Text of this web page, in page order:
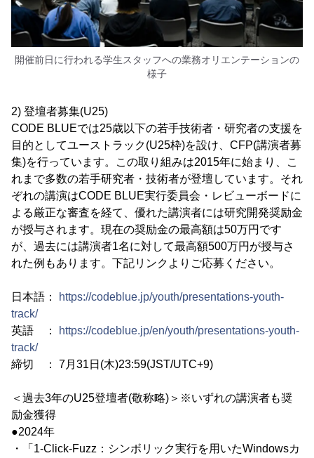
開催前日に行われる学生スタッフへの業務オリエンテーションの
様子
2) 登壇者募集(U25)
CODE BLUEでは25歳以下の若手技術者・研究者の支援を
目的としてユーストラック(U25枠)を設け、CFP(講演者募
集)を行っています。この取り組みは2015年に始まり、こ
れまで多数の若手研究者・技術者が登壇しています。それ
ぞれの講演はCODE BLUE実行委員会・レビューボードに
よる厳正な審査を経て、優れた講演者には研究開発奨励金
が授与されます。現在の奨励金の最高額は50万円です
が、過去には講演者1名に対して最高額500万円が授与さ
れた例もあります。下記リンクよりご応募ください。
日本語：
https://codeblue.jp/youth/presentations-youth-
track/
英語 ：
https://codeblue.jp/en/youth/presentations-youth-
track/
締切 ： 7月31日(木)23:59(JST/UTC+9)
＜過去3年のU25登壇者(敬称略)＞※いずれの講演者も奨
励金獲得
●2024年
・「1-Click-Fuzz：シンボリック実行を用いたWindowsカ